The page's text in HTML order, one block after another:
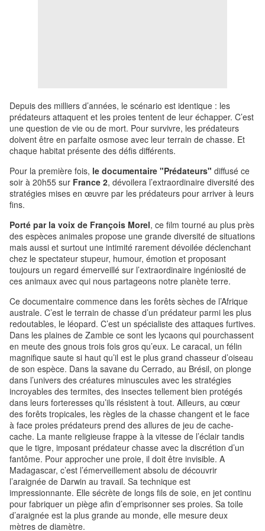
Depuis des milliers d’années, le scénario est identique : les
prédateurs attaquent et les proies tentent de leur échapper. C’est
une question de vie ou de mort. Pour survivre, les prédateurs
doivent être en parfaite osmose avec leur terrain de chasse. Et
chaque habitat présente des défis différents.
Pour la première fois, le documentaire "Prédateurs" diffusé ce
soir à 20h55 sur France 2, dévoilera l’extraordinaire diversité des
stratégies mises en œuvre par les prédateurs pour arriver à leurs
fins.
Porté par la voix de François Morel, ce film tourné au plus près
des espèces animales propose une grande diversité de situations
mais aussi et surtout une intimité rarement dévoilée déclenchant
chez le spectateur stupeur, humour, émotion et proposant
toujours un regard émerveillé sur l’extraordinaire ingéniosité de
ces animaux avec qui nous partageons notre planète terre.
Ce documentaire commence dans les forêts sèches de l’Afrique
australe. C’est le terrain de chasse d’un prédateur parmi les plus
redoutables, le léopard. C’est un spécialiste des attaques furtives.
Dans les plaines de Zambie ce sont les lycaons qui pourchassent
en meute des gnous trois fois gros qu’eux. Le caracal, un félin
magnifique saute si haut qu’il est le plus grand chasseur d’oiseau
de son espèce. Dans la savane du Cerrado, au Brésil, on plonge
dans l’univers des créatures minuscules avec les stratégies
incroyables des termites, des insectes tellement bien protégés
dans leurs forteresses qu’ils résistent à tout. Ailleurs, au cœur
des forêts tropicales, les règles de la chasse changent et le face
à face proies prédateurs prend des allures de jeu de cache-
cache. La mante religieuse frappe à la vitesse de l’éclair tandis
que le tigre, imposant prédateur chasse avec la discrétion d’un
fantôme. Pour approcher une proie, il doit être invisible. A
Madagascar, c’est l’émerveillement absolu de découvrir
l’araignée de Darwin au travail. Sa technique est
impressionnante. Elle sécrète de longs fils de soie, en jet continu
pour fabriquer un piège afin d’emprisonner ses proies. Sa toile
d’araignée est la plus grande au monde, elle mesure deux
mètres de diamètre.